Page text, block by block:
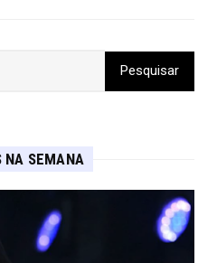
NA SEMANA